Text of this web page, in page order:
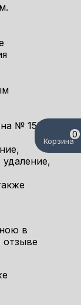
№ 152-
в
отзыве
Корзина
0